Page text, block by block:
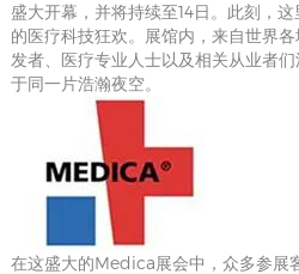
盛大开幕，并将持续至14日。此刻，
的医疗科技狂欢。展馆内，来自世界
发者、医疗专业人士以及相关从业者
于同一片浩瀚夜空。
在这盛大的Medica展会中，众多参展